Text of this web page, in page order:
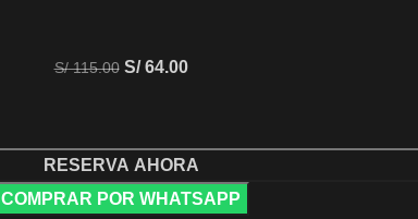
S/115.00 S/64.00
RESERVA AHORA
COMPRAR POR WHATSAPP